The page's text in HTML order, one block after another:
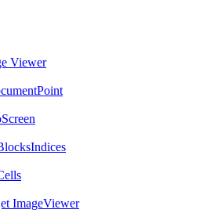
Viewer
ImageViewer